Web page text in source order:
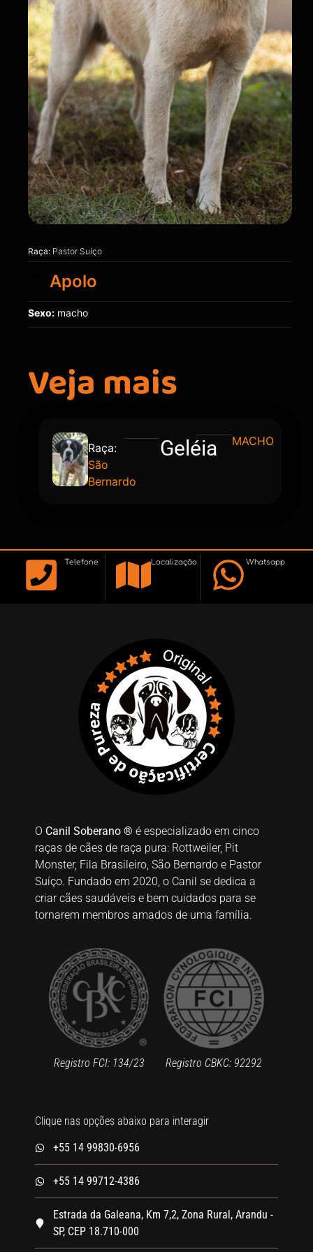
Raça: Pastor Suíço
Apolo
Sexo: macho
Veja mais
Raça:
São
Bernardo
Geléia MACHO
Telefone Localização Whatsapp
O Canil Soberano ® é especializado em cinco
raças de cães de raça pura: Rottweiler, Pit
Monster, Fila Brasileiro, São Bernardo e Pastor
Suíço. Fundado em 2020, o Canil se dedica a
criar cães saudáveis e bem cuidados para se
tornarem membros amados de uma família.
Registro FCI: 134/23 Registro CBKC: 92292
Clique nas opções abaixo para interagir
+55 14 99830-6956
+55 14 99712-4386
Estrada da Galeana, Km 7,2, Zona Rural, Arandu -
SP, CEP 18.710-000